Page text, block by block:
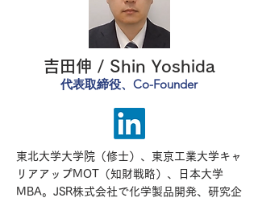
吉田伸 / Shin Yoshida
代表取締役、Co-Founder
東北大学大学院（修士）、東京工業大学キャ
リアアップMOT（知財戦略）、日本大学
MBA。JSR株式会社で化学製品開発、研究企